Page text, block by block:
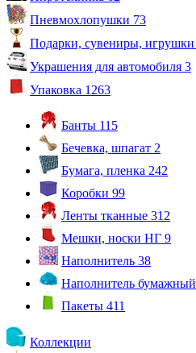
Пневмохлопушки 73
Подарки, сувениры, игрушки
Украшения для автомобиля 3
Упаковка 1263
Банты 115
Бечевка, шпагат 2
Бумага, пленка 242
Коробки 99
Ленты тканные 312
Мешки, носки НГ 9
Наполнитель 38
Наполнитель бумажный
Пакеты 411
Коллекции